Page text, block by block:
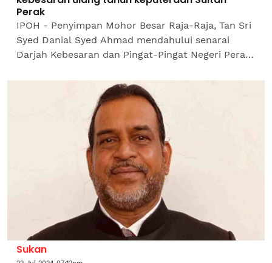
Perak
IPOH - Penyimpan Mohor Besar Raja-Raja, Tan Sri
Syed Danial Syed Ahmad mendahului senarai
Darjah Kebesaran dan Pingat-Pingat Negeri Perak
Sultan Perak,...
Sukan